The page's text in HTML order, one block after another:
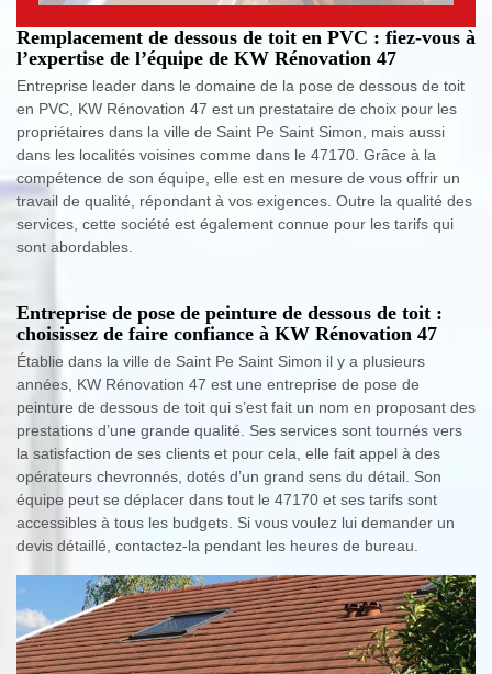
Remplacement de dessous de toit en PVC : fiez-vous à
l’expertise de l’équipe de KW Rénovation 47
Entreprise leader dans le domaine de la pose de dessous de toit
en PVC, KW Rénovation 47 est un prestataire de choix pour les
propriétaires dans la ville de Saint Pe Saint Simon, mais aussi
dans les localités voisines comme dans le 47170. Grâce à la
compétence de son équipe, elle est en mesure de vous offrir un
travail de qualité, répondant à vos exigences. Outre la qualité des
services, cette société est également connue pour les tarifs qui
sont abordables.
Entreprise de pose de peinture de dessous de toit :
choisissez de faire confiance à KW Rénovation 47
Établie dans la ville de Saint Pe Saint Simon il y a plusieurs
années, KW Rénovation 47 est une entreprise de pose de
peinture de dessous de toit qui s’est fait un nom en proposant des
prestations d’une grande qualité. Ses services sont tournés vers
la satisfaction de ses clients et pour cela, elle fait appel à des
opérateurs chevronnés, dotés d’un grand sens du détail. Son
équipe peut se déplacer dans tout le 47170 et ses tarifs sont
accessibles à tous les budgets. Si vous voulez lui demander un
devis détaillé, contactez-la pendant les heures de bureau.